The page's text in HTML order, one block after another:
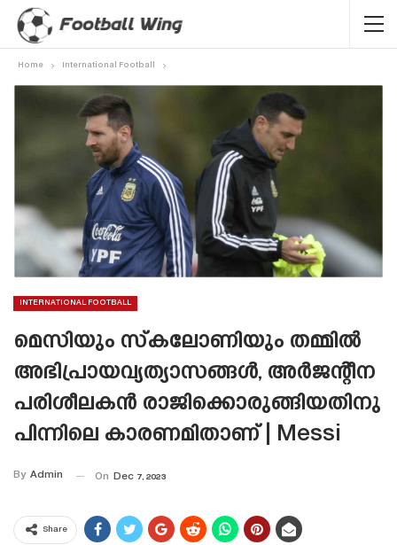
Home International Football
INTERNATIONAL FOOTBALL
മെസിയും സ്‌കലോണിയും തമ്മിൽ
അഭിപ്രായവ്യത്യാസങ്ങൾ, അർജന്റീന
പരിശീലകൻ രാജിക്കൊരുങ്ങിയതിനു
പിന്നിലെ കാരണമിതാണ് | Messi
By Admin On Dec 7, 2023
Share